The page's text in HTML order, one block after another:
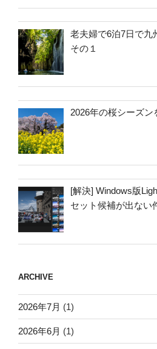
老夫婦で6泊7日で九
その１
2026年の桜シーズ
[解決] Windows版
セット候補が出ない
ARCHIVE
2026年7月 (1)
2026年6月 (1)